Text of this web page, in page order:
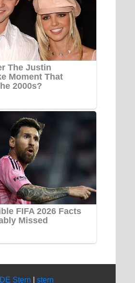
DE Stern stern